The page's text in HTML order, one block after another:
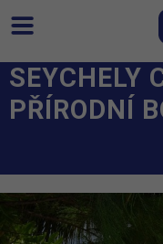
SEYCHELY
PŘÍRODNÍ